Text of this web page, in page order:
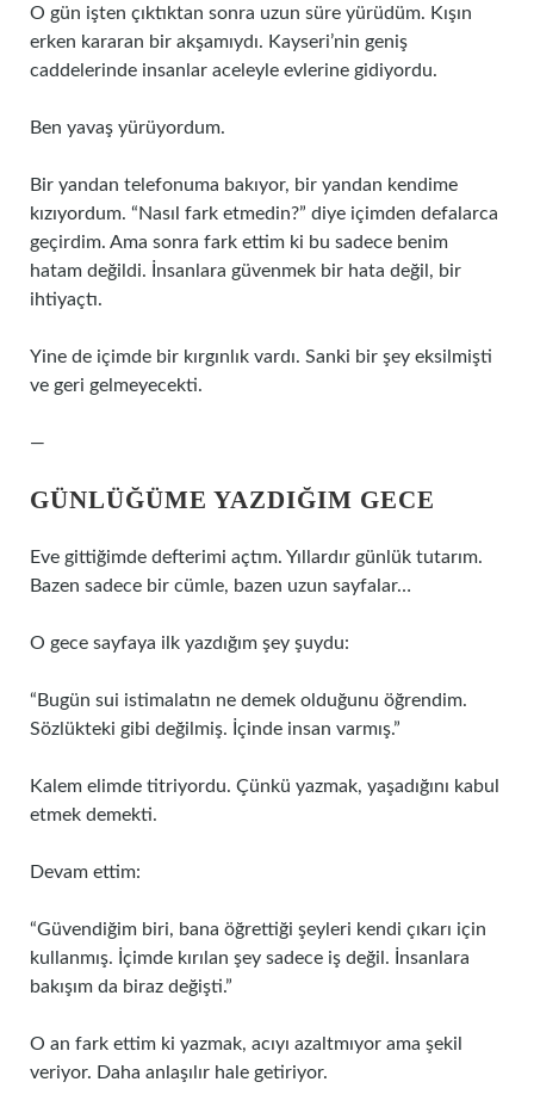
O gün işten çıktıktan sonra uzun süre yürüdüm. Kışın
erken kararan bir akşamıydı. Kayseri’nin geniş
caddelerinde insanlar aceleyle evlerine gidiyordu.
Ben yavaş yürüyordum.
Bir yandan telefonuma bakıyor, bir yandan kendime
kızıyordum. “Nasıl fark etmedin?” diye içimden defalarca
geçirdim. Ama sonra fark ettim ki bu sadece benim
hatam değildi. İnsanlara güvenmek bir hata değil, bir
ihtiyaçtı.
Yine de içimde bir kırgınlık vardı. Sanki bir şey eksilmişti
ve geri gelmeyecekti.
—
GÜNLÜĞÜME YAZDIĞIM GECE
Eve gittiğimde defterimi açtım. Yıllardır günlük tutarım.
Bazen sadece bir cümle, bazen uzun sayfalar…
O gece sayfaya ilk yazdığım şey şuydu:
“Bugün sui istimalatın ne demek olduğunu öğrendim.
Sözlükteki gibi değilmiş. İçinde insan varmış.”
Kalem elimde titriyordu. Çünkü yazmak, yaşadığını kabul
etmek demekti.
Devam ettim:
“Güvendiğim biri, bana öğrettiği şeyleri kendi çıkarı için
kullanmış. İçimde kırılan şey sadece iş değil. İnsanlara
bakışım da biraz değişti.”
O an fark ettim ki yazmak, acıyı azaltmıyor ama şekil
veriyor. Daha anlaşılır hale getiriyor.